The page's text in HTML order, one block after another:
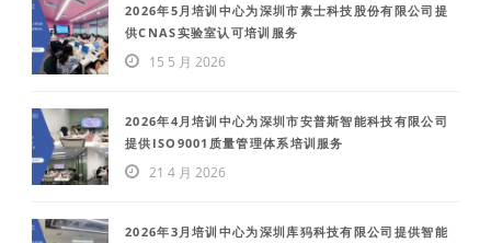
2026年5月培训中心为深圳市素士科技股份有限公司提
供CNAS实验室认可培训服务
15 5 月 2026
2026年4月培训中心为深圳市安普斯智能科技有限公司
提供ISO9001质量管理体系培训服务
21 4 月 2026
2026年3月培训中心为深圳库犸科技有限公司提供智能